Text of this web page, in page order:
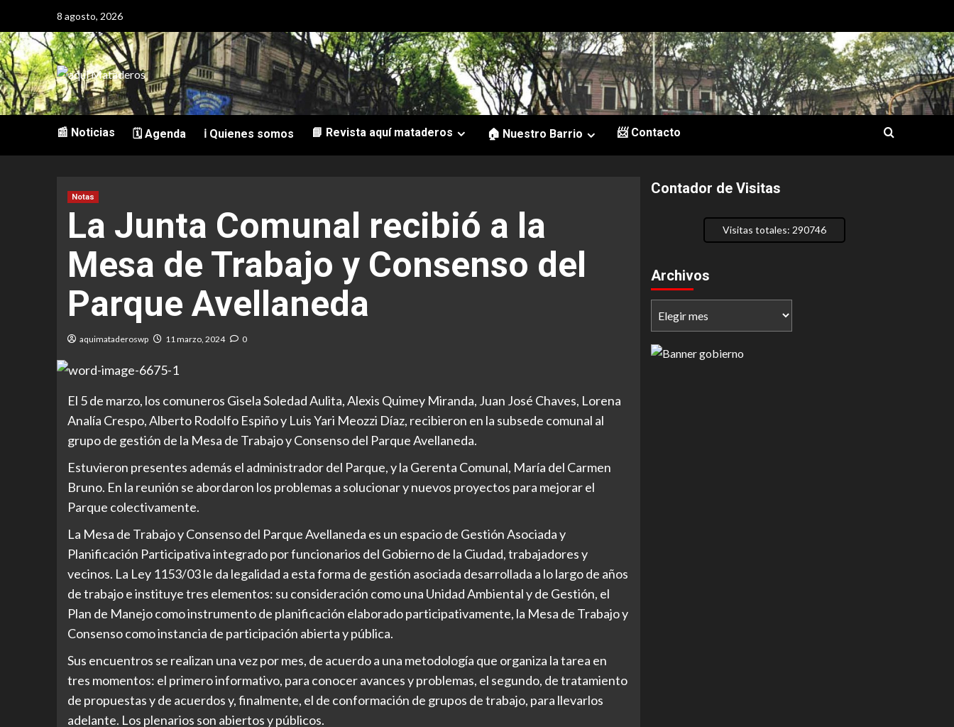
contenido
8 agosto, 2026
📰 Noticias 🗓️ Agenda ℹ️ Quienes somos 📘 Revista aquí mataderos 🏠 Nuestro Barrio 📨 Contacto
Notas
La Junta Comunal recibió a la
Mesa de Trabajo y Consenso del
Parque Avellaneda
aquimataderoswp 11 marzo, 2024 0
El 5 de marzo, los comuneros Gisela Soledad Aulita, Alexis Quimey Miranda, Juan José Chaves, Lorena
Analía Crespo, Alberto Rodolfo Espiño y Luis Yari Meozzi Díaz, recibieron en la subsede comunal al
grupo de gestión de la Mesa de Trabajo y Consenso del Parque Avellaneda.
Estuvieron presentes además el administrador del Parque, y la Gerenta Comunal, María del Carmen
Bruno. En la reunión se abordaron los problemas a solucionar y nuevos proyectos para mejorar el
Parque colectivamente.
La Mesa de Trabajo y Consenso del Parque Avellaneda es un espacio de Gestión Asociada y
Planificación Participativa integrado por funcionarios del Gobierno de la Ciudad, trabajadores y
vecinos. La Ley 1153/03 le da legalidad a esta forma de gestión asociada desarrollada a lo largo de años
de trabajo e instituye tres elementos: su consideración como una Unidad Ambiental y de Gestión, el
Plan de Manejo como instrumento de planificación elaborado participativamente, la Mesa de Trabajo y
Consenso como instancia de participación abierta y pública.
Sus encuentros se realizan una vez por mes, de acuerdo a una metodología que organiza la tarea en
tres momentos: el primero informativo, para conocer avances y problemas, el segundo, de tratamiento
de propuestas y de acuerdos y, finalmente, el de conformación de grupos de trabajo, para llevarlos
adelante. Los plenarios son abiertos y públicos.
Contador de Visitas
Visitas totales: 290746
Archivos